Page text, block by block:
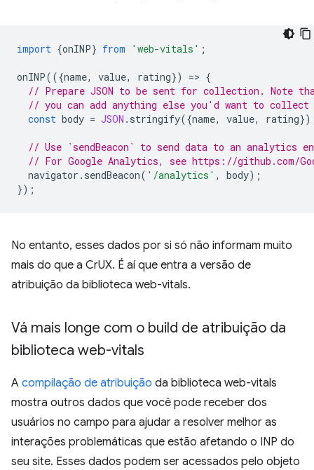
import {onINP} from 'web-vitals' ;
onINP(({name, value, rating}) => {
// Prepare JSON to be sent for collection. Note
// you can add anything else you'd want to collect
const body = JSON . stringify({name, value, rating
// Use `sendBeacon` to send data to an analytics
// For Google Analytics, see https://github.com/
navigator . sendBeacon( '/analytics' , body);
});
No entanto, esses dados por si só não informam muito
mais do que a CrUX. É aí que entra a versão de
atribuição da biblioteca web-vitals.
Vá mais longe com o build de atribuição da
biblioteca web-vitals
A compilação de atribuição da biblioteca web-vitals
mostra outros dados que você pode receber dos
usuários no campo para ajudar a resolver melhor as
interações problemáticas que estão afetando o INP do
seu site. Esses dados podem ser acessados pelo objeto